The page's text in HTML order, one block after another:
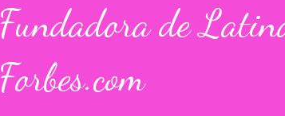
Fundadora de
Forbes.com